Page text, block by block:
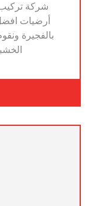
أرضيات
بالفجيرة